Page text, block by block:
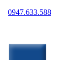
0947.633.588